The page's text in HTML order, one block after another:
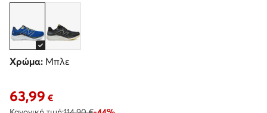
Χρώμα: Μπλε
Τρέχουσα τιμή 63,99 €
63,99 €